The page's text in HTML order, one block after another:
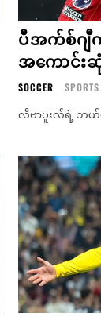
ပီအက်စ်ဂ
အကောင်
SOCCER
လီဗာပူးလ်ရဲ့ ဘယ်